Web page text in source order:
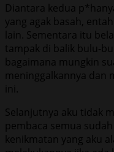
Diantara kedua
yang agak basah,
lain. Sementara itu
tampak di balik bulu-
bagaimana mungkin
meninggalkannya dan
ini.
Selanjutnya aku tidak
pembaca semua
kenikmatan yang aku